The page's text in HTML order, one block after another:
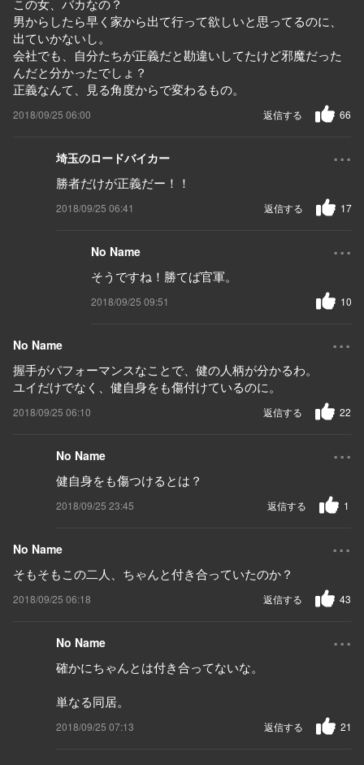
この女、バカなの？
男からしたら早く家から出て行って欲しいと思ってるのに、
出ていかないし。
会社でも、自分たちが正義だと勘違いしてたけど邪魔だった
んだと分かったでしょ？
正義なんて、見る角度からで変わるもの。
2018/09/25 06:00 66
返信する
埼玉のロードバイカー ...
勝者だけが正義だー！！
2018/09/25 06:41 17
返信する
No Name ...
そうですね！勝てば官軍。
2018/09/25 09:51 10
No Name ...
握手がパフォーマンスなことで、健の人柄が分かるわ。
ユイだけでなく、健自身をも傷付けているのに。
2018/09/25 06:10 22
返信する
No Name ...
健自身をも傷つけるとは？
2018/09/25 23:45 1
返信する
No Name ...
そもそもこの二人、ちゃんと付き合っていたのか？
2018/09/25 06:18 43
返信する
No Name ...
確かにちゃんとは付き合ってないな。
単なる同居。
2018/09/25 07:13 21
返信する